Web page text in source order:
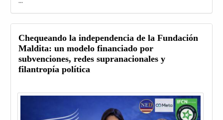
Chequeando la independencia de la Fundación
Maldita: un modelo financiado por
subvenciones, redes supranacionales y
filantropía política